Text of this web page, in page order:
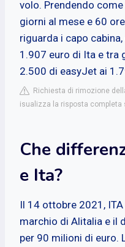
volo. Prendendo
giorni al mese e 60
riguarda i capo
1.907 euro di Ita e tra
2.500 di easyJet ai
Richiesta di rimozione
isualizza la risposta completa
Che
e Ita?
Il 14 ottobre 2021,
marchio di Alitalia e il
per 90 milioni di euro.